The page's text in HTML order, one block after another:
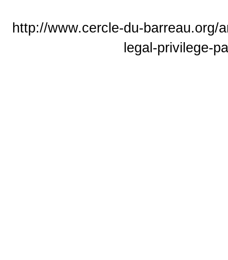
http://www.cercle-du-barreau.org/
legal-privilege-